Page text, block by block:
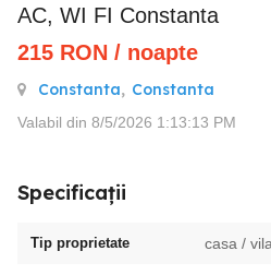
AC, WI FI Constanta
215 RON / noapte
Constanta, Constanta
Valabil din 8/5/2026 1:13:13 PM
Specificații
Tip proprietate casa / vila